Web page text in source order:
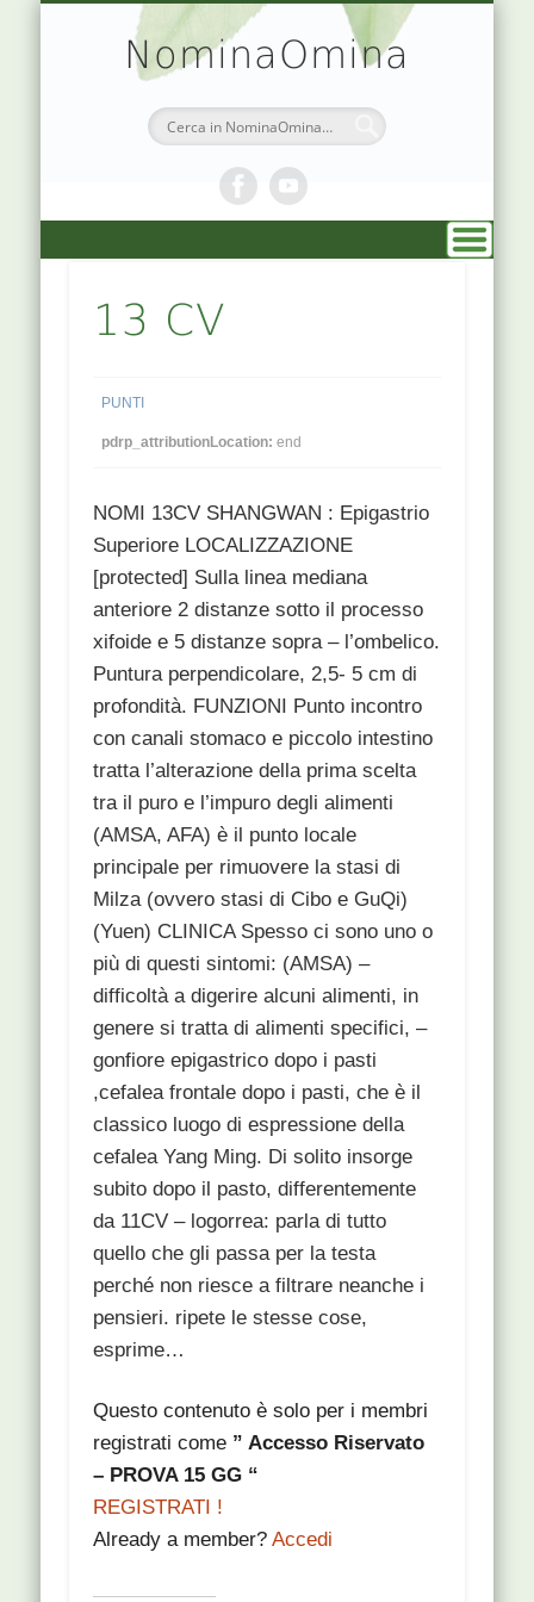
NominaOmina
HOME
CHI SONO
MEDICINA CINESE
SIMBOLOGIA
ATLANTE PUNTI
TEORIA & APPUNTI
DR. AGO
PRENOTAZIONI
13 CV
PUNTI
pdrp_attributionLocation: end
NOMI 13CV SHANGWAN : Epigastrio
Superiore LOCALIZZAZIONE
[protected] Sulla linea mediana
anteriore 2 distanze sotto il processo
xifoide e 5 distanze sopra – l’ombelico.
Puntura perpendicolare, 2,5- 5 cm di
profondità. FUNZIONI Punto incontro
con canali stomaco e piccolo intestino
tratta l’alterazione della prima scelta
tra il puro e l’impuro degli alimenti
(AMSA, AFA) è il punto locale
principale per rimuovere la stasi di
Milza (ovvero stasi di Cibo e GuQi)
(Yuen) CLINICA Spesso ci sono uno o
più di questi sintomi: (AMSA) –
difficoltà a digerire alcuni alimenti, in
genere si tratta di alimenti specifici, –
gonfiore epigastrico dopo i pasti
,cefalea frontale dopo i pasti, che è il
classico luogo di espressione della
cefalea Yang Ming. Di solito insorge
subito dopo il pasto, differentemente
da 11CV – logorrea: parla di tutto
quello che gli passa per la testa
perché non riesce a filtrare neanche i
pensieri. ripete le stesse cose,
esprime…
Questo contenuto è solo per i membri
registrati come ” Accesso Riservato
– PROVA 15 GG “
REGISTRATI !
Already a member?Accedi